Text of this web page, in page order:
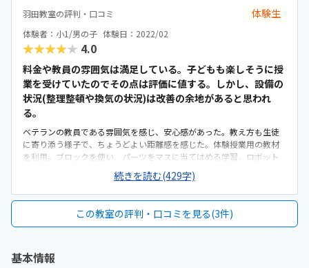
供1人で通わせるには少し不安があります。正直、教室はすごく古びた
感じで設備等も最新のものが置いてあるわけではありませんでした。
少人数制の学習塾でもあるので、アットホームな感じはあると思いま
す。料金は他のプログラミング教室に比べると、比較的安価に抑えら
れていると思います。 それでも他の習い事に比べるとやや高い感じが
します。先生が長年学習塾をされている方なので、子供への接し方が
とても上手でした。一方的に教えるのではなく、子供と一緒に考えな
がら進めていくと言うスタイルがとてもいいなと思いました。
羽田教室の評判・口コミ 体験生
体験者：小1/男の子 体験日：2022/02
★★★★★ 4.0
料金や教員の雰囲気は満足している。子どもも楽しそうに授
業を受けていたのでその点は評価に値する。しかし、設備の
状況(整理整頓や換気の状況)は改善の余地があると思われ
る。
ベテランの教員である雰囲気を感じ、安心感があった。教え方も生徒
に寄り添う様子で、ちょうどよい距離感を感じた。体験授業用の教材
を利用。ブロックを使い、パーツをマスに当てはめる学習、ロボット
にプログラミングを記憶させ、実際に動かしてみる学習を行った。体
験時に使用したブロックは持ち帰り可能であったので、子どもは喜ん
でいた。プログラミングをメインに考えていたが、どちらかという
るので、地元の人には自転車で通いやすいと思う。付近には交通量の
多いバス通りがあるため、小学校低学年には注意が必要と思われる。
の塾と言った感じ。室内には書類や備品等が多く、整理整頓が行き届
続きを読む(429字)
この教室の評判・口コミを見る(3件)
基本情報